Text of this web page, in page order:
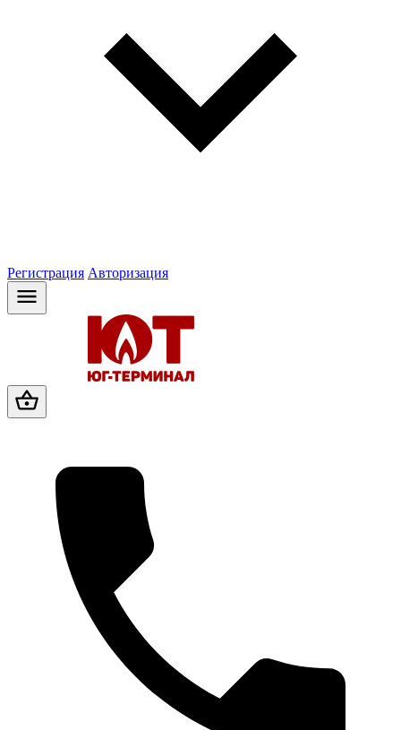
Регистрация Авторизация